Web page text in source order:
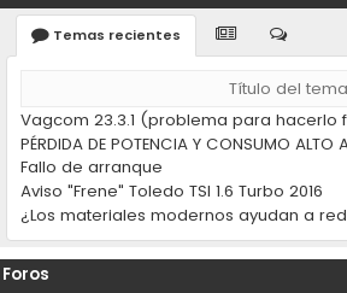
Temas recientes
Título del tema
Vagcom 23.3.1 (problema para hacerlo
PÉRDIDA DE POTENCIA Y CONSUMO ALTO
Fallo de arranque
Aviso "Frene" Toledo TSI 1.6 Turbo 2016
Foros